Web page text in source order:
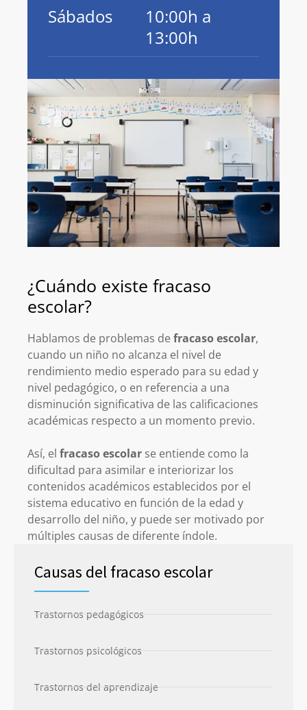
Sábados
10:00h a
13:00h
¿Cuándo existe fracaso
escolar?
Hablamos de problemas de fracaso escolar,
cuando un niño no alcanza el nivel de
rendimiento medio esperado para su edad y
nivel pedagógico, o en referencia a una
disminución significativa de las calificaciones
académicas respecto a un momento previo.
Así, el fracaso escolar se entiende como la
dificultad para asimilar e interiorizar los
contenidos académicos establecidos por el
sistema educativo en función de la edad y
desarrollo del niño, y puede ser motivado por
múltiples causas de diferente índole.
Causas del fracaso escolar
Trastornos pedagógicos
Trastornos psicológicos
Trastornos del aprendizaje